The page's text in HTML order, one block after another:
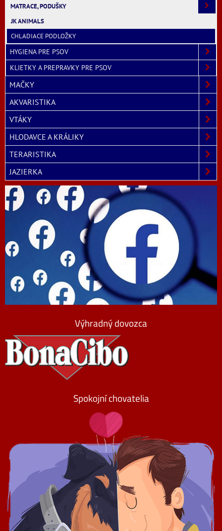
MATRACE, PODUŠKY
JK ANIMALS
CHLADIACE PODLOŽKY
HYGIENA PRE PSOV
KLIETKY A PREPRAVKY PRE PSOV
MAČKY
AKVARISTIKA
VTÁKY
HLODAVCE A KRÁLIKY
TERARISTIKA
JAZIERKA
Výhradný dovozca
Spokojní chovatelia